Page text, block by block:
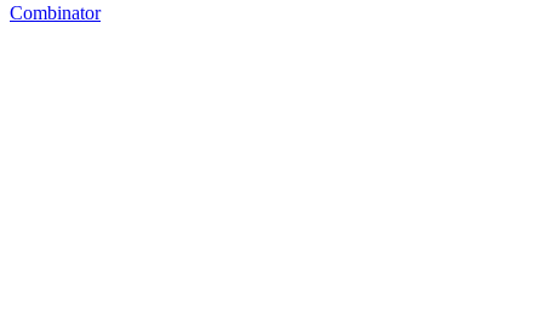
Combinator